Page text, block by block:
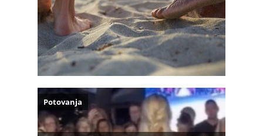
Potovanja